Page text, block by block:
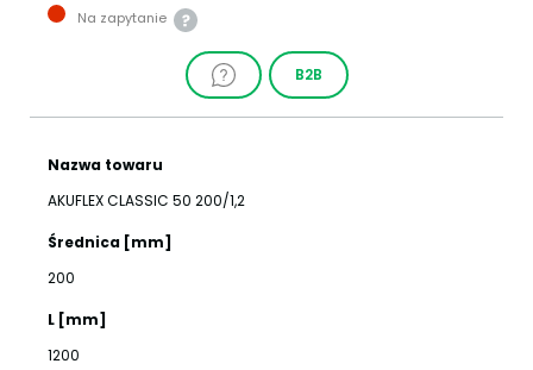
Na zapytanie
B2B
Nazwa towaru
AKUFLEX CLASSIC 50 200/1,2
Średnica [mm]
200
L [mm]
1200